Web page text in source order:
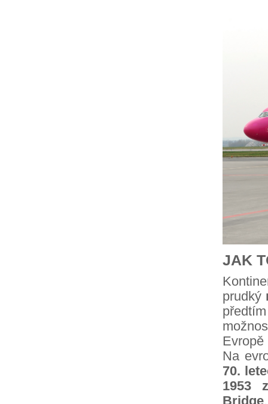
JAK
prudký
Na
70.
1953
Bridge